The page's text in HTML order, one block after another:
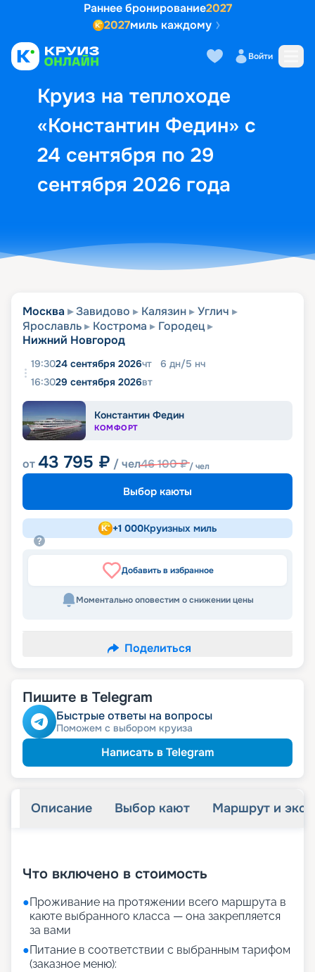
Раннее бронирование2027
2027миль каждому
Войти
Круиз на теплоходе
«Константин Федин» с
24 сентября по 29
сентября 2026 года
Выбор кают Маршрут и
Москва Завидово Калязин
Углич
Ярославль
Кострома
Городец
Нижний Новгород
19:3024 сентября 2026чт 6 дн/5 нч
16:3029 сентября 2026вт
Константин Федин
КОМФОРТ
от43 795 ₽ / чел46 100₽/ чел
Выбор каюты
+1 000Круизных миль
Добавить в избранное
Моментально оповестим о снижении цены
Поделиться
Пишите в Telegram
Быстрые ответы на вопросы
Поможем с выбором круиза
Написать в Telegram
Описание Выбор кают Маршрут и
Что включено в стоимость
●Проживание на протяжении всего маршрута в
каюте выбранного класса — она закрепляется
за вами
●Питание в соответствии с выбранным тарифом
(заказное меню):